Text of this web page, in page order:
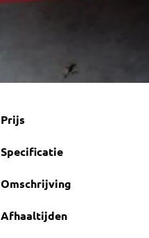
Prijs
Specificatie
Omschrijving
Afhaaltijden